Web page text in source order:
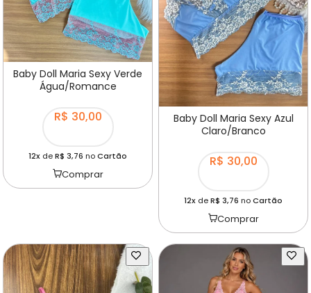
Baby Doll Maria Sexy Verde
Água/Romance
R$ 30,00
12x deR$ 3,76 noCartão
Comprar
Baby Doll Maria Sexy Azul
Claro/Branco
R$ 30,00
12x deR$ 3,76 noCartão
Comprar